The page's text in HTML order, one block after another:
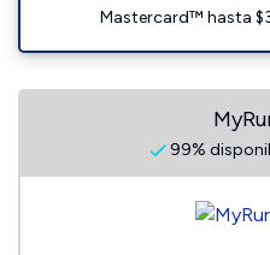
Mastercard™ hasta
99%